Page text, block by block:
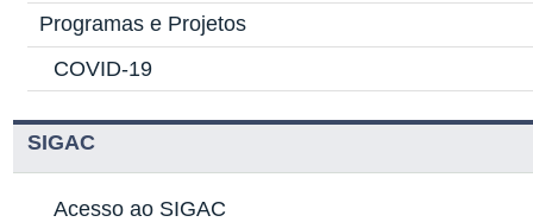
Programas e Projetos
COVID-19
SIGAC
Acesso ao SIGAC